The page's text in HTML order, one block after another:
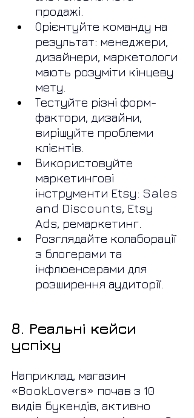
продажі.
Орієнтуйте команду на
результат: менеджери,
дизайнери, маркетологи
мають розуміти кінцеву
мету.
Тестуйте різні форм-
фактори, дизайни,
вирішуйте проблеми
клієнтів.
Використовуйте
маркетингові
інструменти Etsy: Sales
and Discounts, Etsy
Ads, ремаркетинг.
Розглядайте колаборації
з блогерами та
інфлюенсерами для
розширення аудиторії.
8. Реальні кейси
успіху
Наприклад, магазин
«BookLovers» почав з 10
видів букендів, активно